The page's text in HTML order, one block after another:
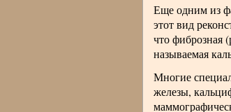
Еще одним из
этот вид
что фиброзная
называемая
Многие
железы,